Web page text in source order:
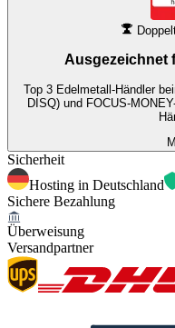
Ausgezeichnet
Top 3 Edelmetall-Händler
DISQ) und FOCUS-
Sicherheit
Hosting in Deutschland
Sichere Bezahlung
Überweisung
Versandpartner